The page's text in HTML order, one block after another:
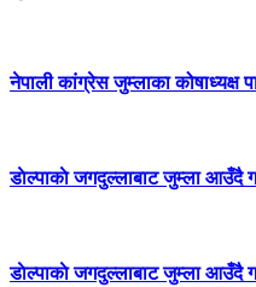
नेपाली कांग्रेस जुम्लाका कोषाध्यक्ष
डाेल्पाकाे जगदुल्लाबाट जुम्ला आउँदै
डाेल्पाकाे जगदुल्लाबाट जुम्ला आउँदै